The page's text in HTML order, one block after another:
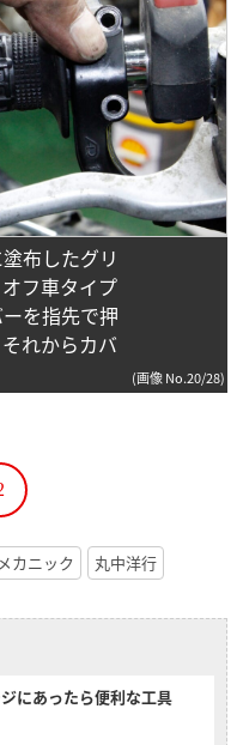
布したグリ
フ車タイプ
を指先で押
れからカバ
(画像 No.20/28)
カニック 丸中洋行
にあったら便利な工具